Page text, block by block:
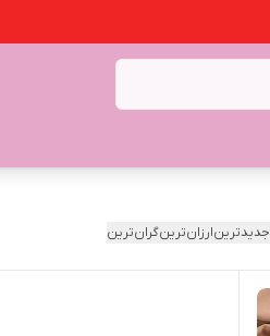
جدیدترینارزان‌ترینگران‌ترین